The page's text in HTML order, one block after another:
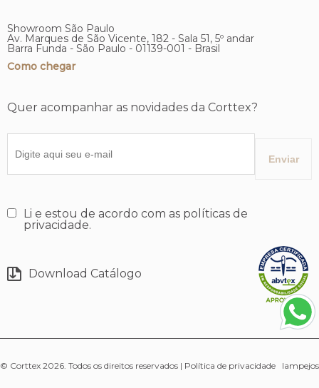
Showroom São Paulo
Av. Marques de São Vicente, 182 - Sala 51, 5º andar
Barra Funda - São Paulo - 01139-001 - Brasil
Como chegar
Quer acompanhar as novidades da Corttex?
Li e estou de acordo com as políticas de
privacidade.
Download Catálogo
© Corttex 2026. Todos os direitos reservados | Política de privacidade lampejos